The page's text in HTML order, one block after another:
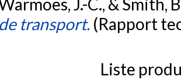
J.-C., & Smith,
de transport. (Rapport
Liste